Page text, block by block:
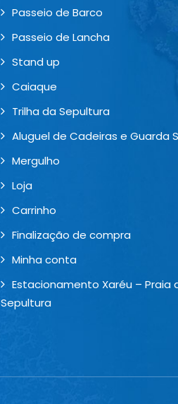
Passeio de Barco
Passeio de Lancha
Stand up
Caiaque
Trilha da Sepultura
Aluguel de Cadeiras e Guarda
Mergulho
Loja
Carrinho
Finalização de compra
Minha conta
Estacionamento Xaréu – Praia
Sepultura